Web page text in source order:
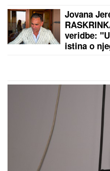
Jovana
veridbe:
istina o